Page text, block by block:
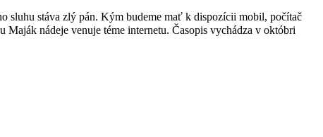
sluhu stáva zlý pán. Kým budeme mať k dispozícii mobil, počítač
nádeje venuje téme internetu. Časopis vychádza v októbri